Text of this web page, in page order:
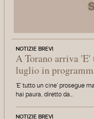
NOTIZIE BREVI
A Torano arriva
luglio in
'E' tutto un cine' prosegue
hai paura, diretto da…
NOTIZIE BREVI